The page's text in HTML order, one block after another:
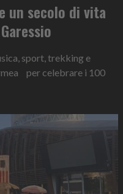
un secolo di vita
sport, trekking e
per celebrare i 100